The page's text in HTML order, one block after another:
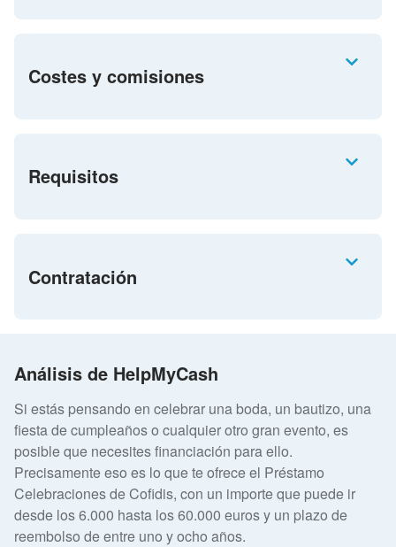
Costes y comisiones
Requisitos
Contratación
Análisis de HelpMyCash
Si estás pensando en celebrar una boda, un bautizo, una
fiesta de cumpleaños o cualquier otro gran evento, es
posible que necesites financiación para ello.
Precisamente eso es lo que te ofrece el Préstamo
Celebraciones de Cofidis, con un importe que puede ir
desde los 6.000 hasta los 60.000 euros y un plazo de
reembolso de entre uno y ocho años.